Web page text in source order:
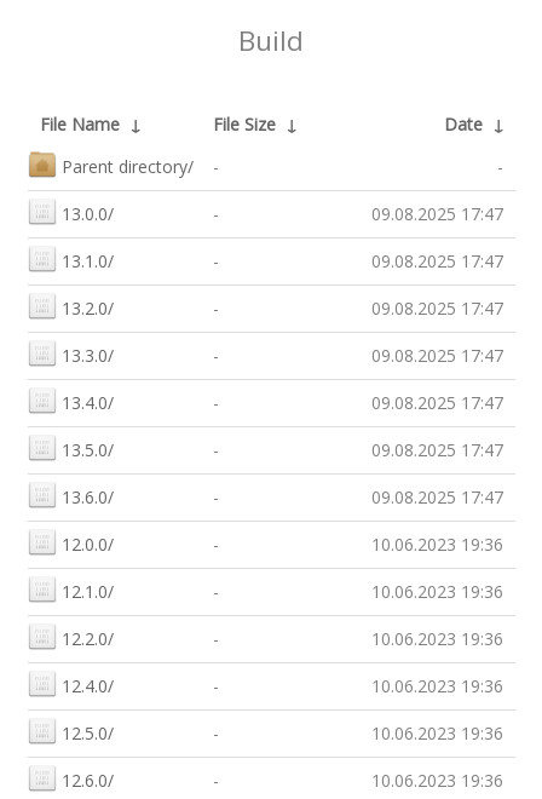
Build
File Name ↓ File Size ↓ Date ↓
Parent directory/
- -
13.0.0/ - 09.08.2025 17:47
13.1.0/ - 09.08.2025 17:47
13.2.0/ - 09.08.2025 17:47
13.3.0/ - 09.08.2025 17:47
13.4.0/ - 09.08.2025 17:47
13.5.0/ - 09.08.2025 17:47
13.6.0/ - 09.08.2025 17:47
12.0.0/ - 10.06.2023 19:36
12.1.0/ - 10.06.2023 19:36
12.2.0/ - 10.06.2023 19:36
12.4.0/ - 10.06.2023 19:36
12.5.0/ - 10.06.2023 19:36
12.6.0/ - 10.06.2023 19:36